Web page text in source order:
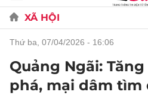
XÃ HỘI
thứ ba, 07/04/2026 - 16:06
Quảng Ngãi:
phá, mại dâm tìm